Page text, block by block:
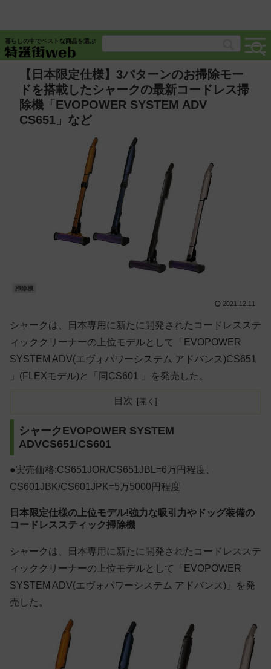
暮らしの中でベストな商品を選ぶ
【日本限定仕様】3パターンのお掃除モー
ドを搭載したシャークの最新コードレス掃
除機「EVOPOWER SYSTEM ADV
CS651」など
掃除機
2021.12.11
シャークは、日本専用に新たに開発されたコードレスステ
ィッククリーナーの上位モデルとして「EVOPOWER
SYSTEM ADV(エヴォパワーシステム アドバンス)CS651
」(FLEXモデル)と「同CS601 」を発売した。
目次
シャークEVOPOWER SYSTEM
ADVCS651/CS601
●実売価格:CS651JOR/CS651JBL=6万円程度、
CS601JBK/CS601JPK=5万5000円程度
日本限定仕様の上位モデル!強力な吸引力やドッグ装備の
コードレススティック掃除機
シャークは、日本専用に新たに開発されたコードレスステ
ィッククリーナーの上位モデルとして「EVOPOWER
SYSTEM ADV(エヴォパワーシステム アドバンス)」を発
売した。